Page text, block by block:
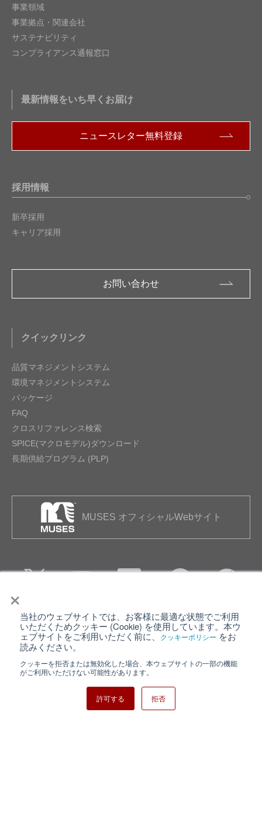
×
当社のウェブサイトでは、お客様に最適な状態でご利用
いただくためクッキー (Cookie) を使用しています。本ウ
ェブサイトをご利用いただく前に、
クッキーポリシー をお
読みください。
クッキーを拒否または無効化した場合、本ウェブサイトの一部の機能
がご利用いただけない可能性があります。
許可する 拒否
事業領域
事業拠点・関連会社
サステナビリティ
コンプライアンス通報窓口
最新情報をいち早くお届け
ニュースレター無料登録
採用情報
新卒採用
キャリア採用
お問い合わせ
クイックリンク
品質マネジメントシステム
環境マネジメントシステム
パッケージ
FAQ
クロスリファレンス検索
SPICE(マクロモデル)ダウンロード
長期供給プログラム (PLP)
MUSES オフィシャルWebサイト
個人情報保護について ウェブサイト利用規約
クッキーポリシー
日清紡ホールディングス
Copyright ⓒ Nisshinbo Micro Devices Inc. All Rights Reserved.